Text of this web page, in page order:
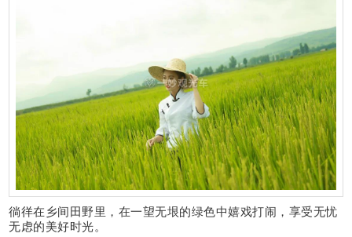
徜徉在乡间田野里，在一望无垠的绿色中嬉戏打闹，享受无忧
无虑的美好时光。